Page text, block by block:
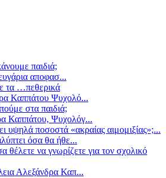
παιδιά;
αποφασ...
τα …πεθερικά
Καππάτου Ψυχολό...
στα παιδιά;
Καππάτου, Ψυχολόγ...
υψηλά ποσοστά «ακραίας αιμομιξίας»;...
όσα θα ήθε...
να γνωρίζετε για τον σχολικό
Αλεξάνδρα Καπ...